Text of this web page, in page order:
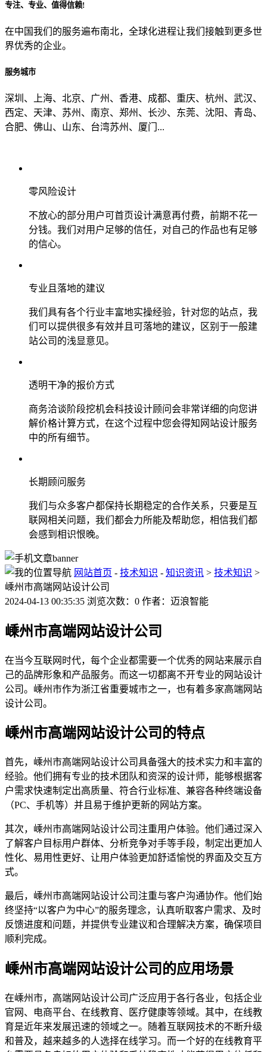
专注、专业、值得信赖!
在中国我们的服务遍布南北，全球化进程让我们接触到更多世
界优秀的企业。
服务城市
深圳、上海、北京、广州、香港、成都、重庆、杭州、武汉、
西定、天津、苏州、南京、郑州、长沙、东莞、沈阳、青岛、
合肥、佛山、山东、台湾苏州、厦门...
零风险设计
不放心的部分用户可首页设计满意再付费，前期不花一
分钱。我们对用户足够的信任，对自己的作品也有足够
的信心。
专业且落地的建议
我们具有各个行业丰富地实操经验，针对您的站点，我
们可以提供很多有效并且可落地的建议，区别于一般建
站公司的浅显意见。
透明干净的报价方式
商务洽谈阶段挖机会科技设计顾问会非常详细的向您讲
解价格计算方式，在这个过程中您会得知网站设计服务
中的所有细节。
长期顾问服务
我们与众多客户都保持长期稳定的合作关系，只要是互
联网相关问题，我们都会力所能及帮助您，相信我们都
会感到相识恨晚。
网站首页 - 技术知识 - 知识资讯 > 技术知识 >
嵊州市高端网站设计公司
2024-04-13 00:35:35 浏览次数：0 作者：迈浪智能
嵊州市高端网站设计公司
在当今互联网时代，每个企业都需要一个优秀的网站来展示自
己的品牌形象和产品服务。而这一切都离不开专业的网站设计
公司。嵊州市作为浙江省重要城市之一，也有着多家高端网站
设计公司。
嵊州市高端网站设计公司的特点
首先，嵊州市高端网站设计公司具备强大的技术实力和丰富的
经验。他们拥有专业的技术团队和资深的设计师，能够根据客
户需求快速制定出高质量、符合行业标准、兼容各种终端设备
（PC、手机等）并且易于维护更新的网站方案。
其次，嵊州市高端网站设计公司注重用户体验。他们通过深入
了解客户目标用户群体、分析竞争对手等手段，制定出更加人
性化、易用性更好、让用户体验更加舒适愉悦的界面及交互方
式。
最后，嵊州市高端网站设计公司注重与客户沟通协作。他们始
终坚持“以客户为中心”的服务理念，认真听取客户需求、及时
反馈进度和问题，并提供专业建议和合理解决方案，确保项目
顺利完成。
嵊州市高端网站设计公司的应用场景
在嵊州市，高端网站设计公司广泛应用于各行各业，包括企业
官网、电商平台、在线教育、医疗健康等领域。其中，在线教
育是近年来发展迅速的领域之一。随着互联网技术的不断升级
和普及，越来越多的人选择在线学习。而一个好的在线教育平